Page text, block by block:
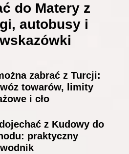
do Matery z
autobusy i
zabrać z Turcji:
towarów, limity
i cło
z Kudowy do
praktyczny